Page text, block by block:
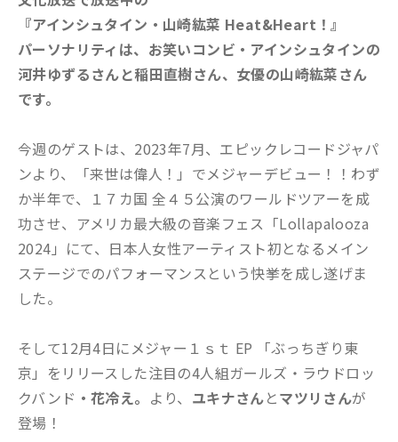
『アインシュタイン・山崎紘菜 Heat&Heart！』
パーソナリティは、お笑いコンビ・アインシュタインの
河井ゆずるさんと稲田直樹さん、女優の山崎紘菜さん
です。
今週のゲストは、2023年7月、エピックレコードジャパ
ンより、「来世は偉人！」でメジャーデビュー！！わず
か半年で、１７カ国 全４５公演のワールドツアーを成
功させ、アメリカ最大級の音楽フェス「Lollapalooza
2024」にて、日本人女性アーティスト初となるメイン
ステージでのパフォーマンスという快挙を成し遂げま
した。
そして12月4日にメジャー１ｓｔ EP 「ぶっちぎり東
京」をリリースした注目の4人組ガールズ・ラウドロッ
クバンド ・花冷え。 より、 ユキナさんとマツリ さんが
登場！